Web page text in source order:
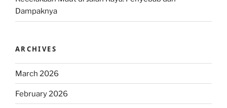
Dampaknya
ARCHIVES
March 2026
February 2026